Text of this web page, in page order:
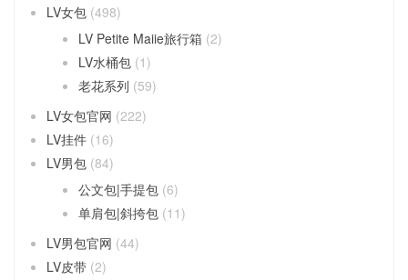
LV女包 (498)
LV Petite Maiie旅行箱 (2)
LV水桶包 (1)
老花系列 (59)
LV女包官网 (222)
LV挂件 (16)
LV男包 (84)
公文包|手提包 (6)
单肩包|斜挎包 (11)
LV男包官网 (44)
LV皮带 (2)